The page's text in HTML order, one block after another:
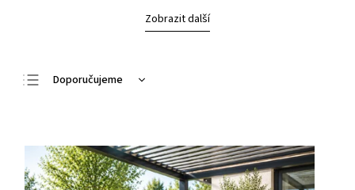
Zobrazit další
Doporučujeme
Nejprodávanější
Abecedně